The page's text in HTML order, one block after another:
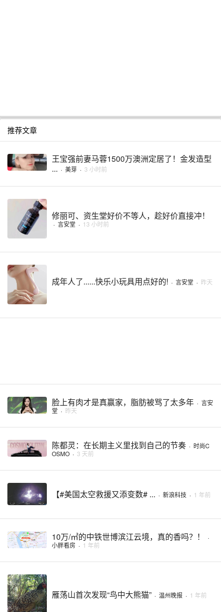
推荐文章
王宝强前妻马蓉1500万澳洲定居了！金发造型
... · 美芽 · 3 小时前
修丽可、资生堂好价不等人，趁好价直接冲！
· 言安堂 · 13 小时前
成年人了......快乐小玩具用点好的! · 言安堂 · 昨天
脸上有肉才是真赢家，脂肪被骂了太多年 · 言安
堂 · 昨天
陈都灵：在长期主义里找到自己的节奏 · 时尚C
OSMO · 3 天前
【#美国太空救援又添变数# ... · 新浪科技 · 1 年前
10万/㎡的中铁世博滨江云境，真的香吗？！
·
小胖看房 · 1 年前
雁荡山首次发现“鸟中大熊猫” · 温州晚报 · 1 年前